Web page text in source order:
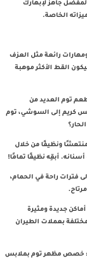
جاهز لإبهارك
الخاصة.
رائعة مثل العزف
القط الأكثر موهبة
توم العديد من
كريم إلى السوشي، توم
ونظيفًا من خلال
أبقِه نظيفًا تمامًا!
فترات راحة في الحمام،
جديدة ومثيرة
بعملات الطيران
خصص مظهر توم بملابس